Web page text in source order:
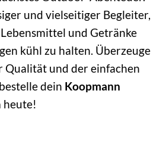
und vielseitiger Begleiter,
und Getränke
kühl zu halten. Überzeuge
Qualität und der einfachen
dein Koopmann
heute!